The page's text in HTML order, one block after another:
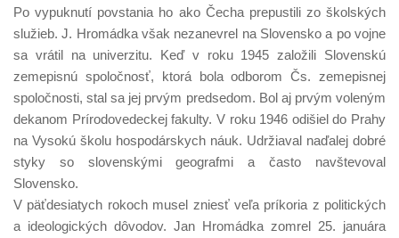
Po vypuknutí povstania ho ako Čecha prepustili zo školských
služieb. J. Hromádka však nezanevrel na Slovensko a po vojne
sa vrátil na univerzitu. Keď v roku 1945 založili Slovenskú
zemepisnú spoločnosť, ktorá bola odborom Čs. zemepisnej
spoločnosti, stal sa jej prvým predsedom. Bol aj prvým voleným
dekanom Prírodovedeckej fakulty. V roku 1946 odišiel do Prahy
na Vysokú školu hospodárskych náuk. Udržiaval naďalej dobré
styky so slovenskými geografmi a často navštevoval
Slovensko.
V päťdesiatych rokoch musel zniesť veľa príkoria z politických
a ideologických dôvodov. Jan Hromádka zomrel 25. januára